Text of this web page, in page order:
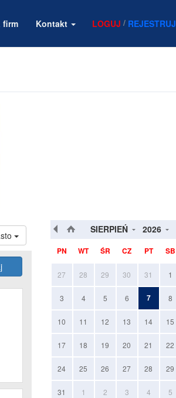
firm Kontakt LOGUJ / REJESTRUJ
SIERPIEŃ 2026
PN WT ŚR CZ PT SB
27 28 29 30 31 1
3 4 5 6 7 8
10 11 12 13 14 15
17 18 19 20 21 22
24 25 26 27 28 29
31 1 2 3 4 5